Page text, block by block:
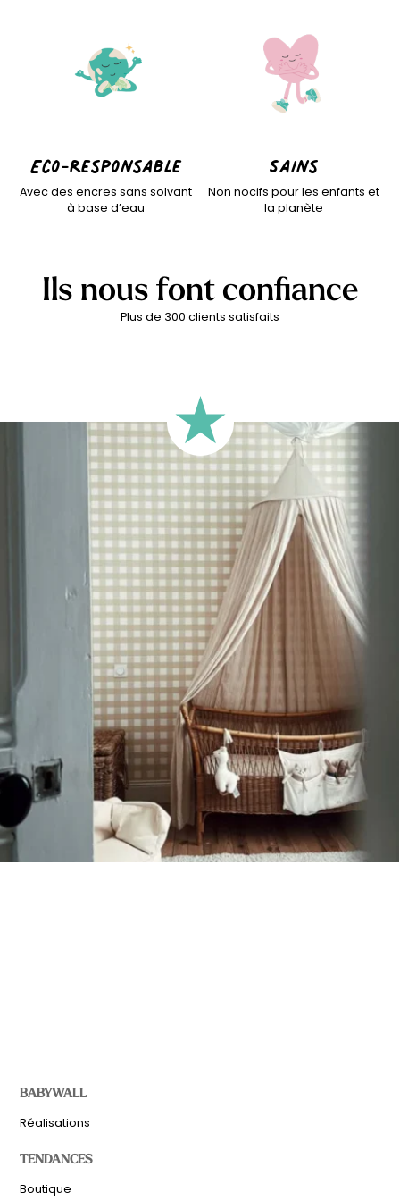
Eco-responsable
Avec des encres sans solvant
à base d’eau
Sains
Non nocifs pour les enfants et
la planète
Ils nous font confiance
Plus de 300 clients satisfaits
BABYWALL
Réalisations
TENDANCES
Boutique